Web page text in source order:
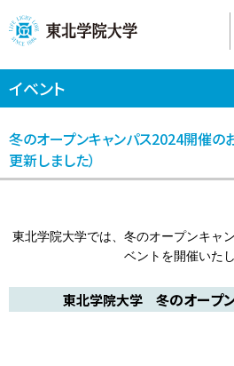
イベント
冬のオープンキャンパス2024開催の
更新しました）
東北学院大学では、冬のオープンキャ
ベントを開催いたし
東北学院大学 冬のオープ